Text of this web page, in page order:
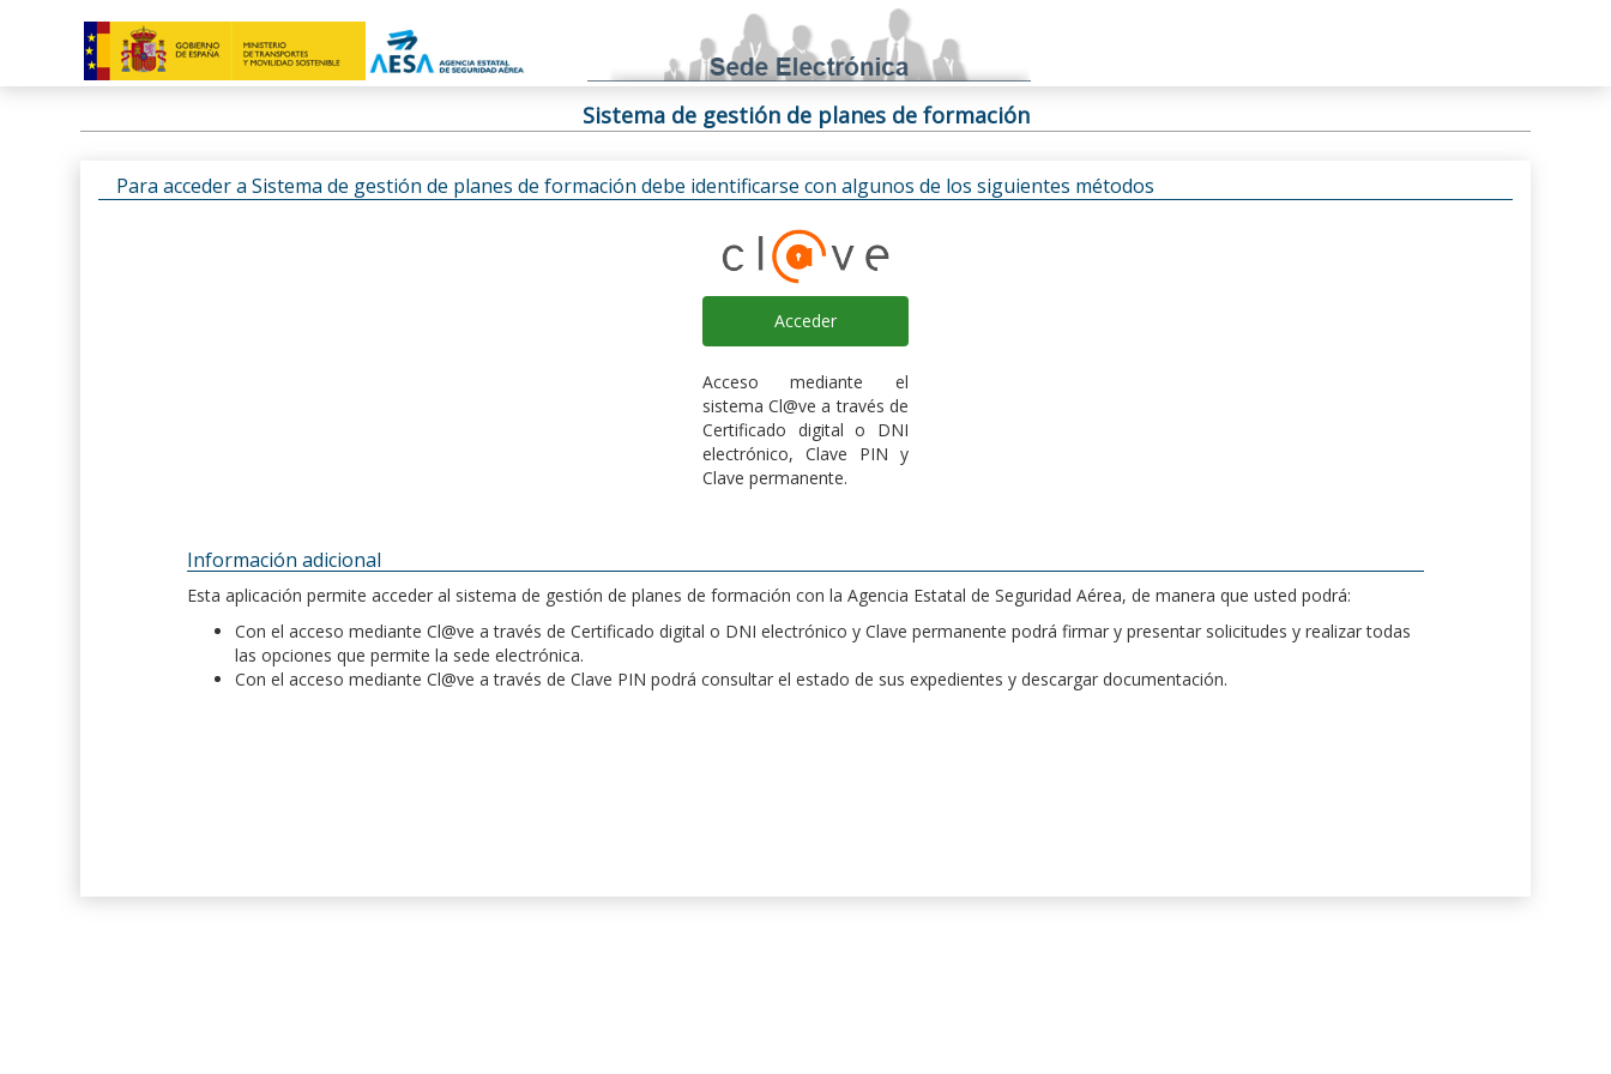
Sistema de gestión de planes de formación
Para acceder a Sistema de gestión de planes de formación debe identificarse con algunos de los siguientes métodos
Acceder
Acceso mediante el
sistema Cl@ve a través de
Certificado digital o DNI
electrónico, Clave PIN y
Clave permanente.
Información adicional
Esta aplicación permite acceder al sistema de gestión de planes de formación con la Agencia Estatal de Seguridad Aérea, de manera que usted podrá:
Con el acceso mediante Cl@ve a través de Certificado digital o DNI electrónico y Clave permanente podrá firmar y presentar solicitudes y realizar todas
las opciones que permite la sede electrónica.
Con el acceso mediante Cl@ve a través de Clave PIN podrá consultar el estado de sus expedientes y descargar documentación.